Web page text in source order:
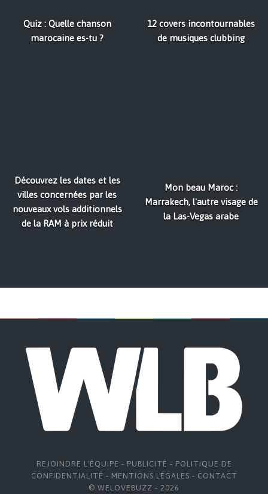
Quiz : Quelle chanson
marocaine es-tu ?
12 covers incontournables
de musiques clubbing
Découvrez les dates et les
villes concernées par les
nouveaux vols additionnels
de la RAM à prix réduit
Mon beau Maroc :
Marrakech, l'autre visage de
la Las-Vegas arabe
REJOINDRE L'ÉQUIPE - PUBLICITÉ - POLITIQUE DE
CONFIDENTIALITÉ - MENTIONS LÉGALES - CONTACT
© WELOVEBUZZ - 2026